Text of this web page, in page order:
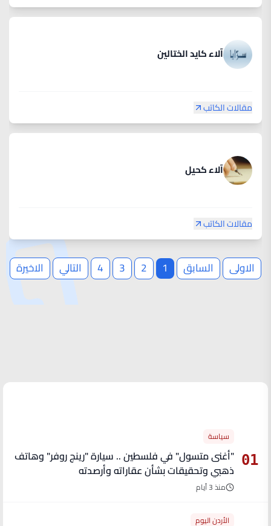
آلاء كايد الختالين
مقالات الكاتب
آلاء كحيل
مقالات الكاتب
الاولى السابق 1
2
3
4 التالي الاخيرة
01
سياسة
"أغنى متسول" في فلسطين .. سيارة "رينج روفر" وهاتف
ذهبي وتحقيقات بشأن عقاراته وأرصدته
منذ 3 أيام
الأردن اليوم